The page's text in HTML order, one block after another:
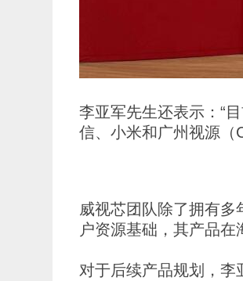
李亚军先生还表示：“
信、小米和广州视源（
威视芯团队除了拥有
户资源基础，其产品在
对于后续产品规划，李